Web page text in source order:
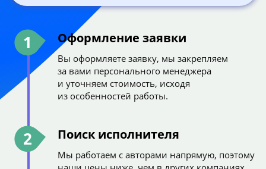
1 Оформление заявки
Вы оформляете заявку, мы закрепляем
за вами персонального менеджера
и уточняем стоимость, исходя
из особенностей работы.
2 Поиск исполнителя
Мы работаем с авторами напрямую, поэтому